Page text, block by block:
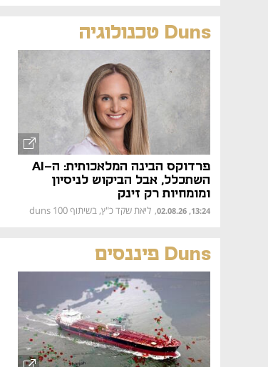
Duns טכנולוגיה
פרדוקס הבינה המלאכותית: ה-AI
השתכלל, אבל הביקוש לניסיון
ומומחיות רק זינק
13:24, 02.08.26
, ליאת שקד כ"ץ, בשיתוף duns 100
Duns פיננסים